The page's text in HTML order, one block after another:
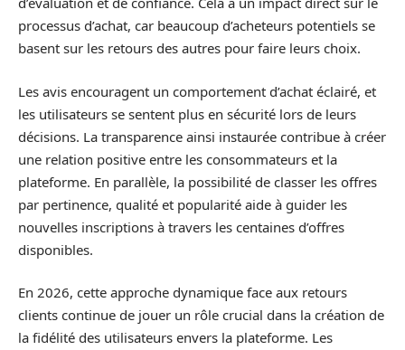
processus d’achat, car beaucoup d’acheteurs potentiels se
basent sur les retours des autres pour faire leurs choix.
Les avis encouragent un comportement d’achat éclairé, et
les utilisateurs se sentent plus en sécurité lors de leurs
décisions. La transparence ainsi instaurée contribue à créer
une relation positive entre les consommateurs et la
plateforme. En parallèle, la possibilité de classer les offres
par pertinence, qualité et popularité aide à guider les
nouvelles inscriptions à travers les centaines d’offres
disponibles.
En 2026, cette approche dynamique face aux retours
clients continue de jouer un rôle crucial dans la création de
la fidélité des utilisateurs envers la plateforme. Les